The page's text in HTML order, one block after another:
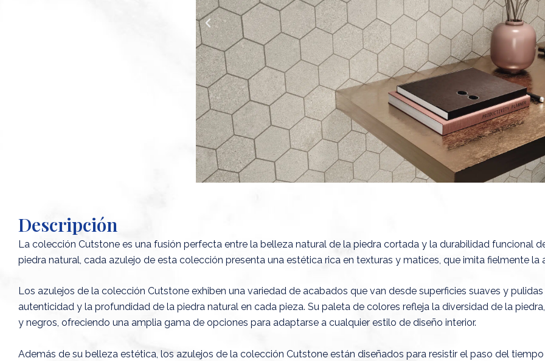
A
n
t
e
r
i
o
r
Descripción
La colección Cutstone es una fusión perfecta entre la belleza natural de la piedra cortada y la durabilidad funcional
piedra natural, cada azulejo de esta colección presenta una estética rica en texturas y matices, que imita fielmente la
Los azulejos de la colección Cutstone exhiben una variedad de acabados que van desde superficies suaves y
autenticidad y la profundidad de la piedra natural en cada pieza. Su paleta de colores refleja la diversidad de la
y negros, ofreciendo una amplia gama de opciones para adaptarse a cualquier estilo de diseño interior.
Además de su belleza estética, los azulejos de la colección Cutstone están diseñados para resistir el paso del